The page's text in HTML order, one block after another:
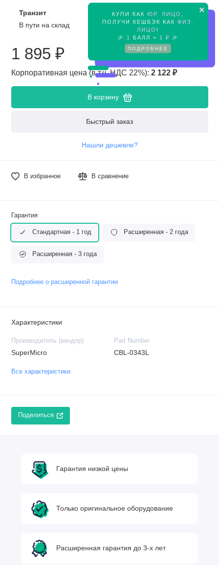
×
КУПИ КАК ЮР. ЛИЦО
ПОЛУЧИ КЕШБЭК КАК ФИЗ.
ЛИЦО !
🎉
1 БАЛЛ = 1 ₽ 🎉
ПОДРОБНЕЕ
Транзит
Предзаказ
В пути на склад
1 895 ₽
Корпоративная цена (в т.ч. НДС 22%): 2 122 ₽
В корзину
Быстрый заказ
Нашли дешевле?
В избранное В сравнение
Гарантия
Стандартная - 1 год Расширенная - 2 года
Расширенная - 3 года
Подробнее о расширенной гарантии
Характеристики
Производитель (вендор)
SuperMicro
Part Number
CBL-0343L
Все характеристики
Поделиться
Гарантия низкой цены
Только оригинальное оборудование
Расширенная гарантия до 3-х лет